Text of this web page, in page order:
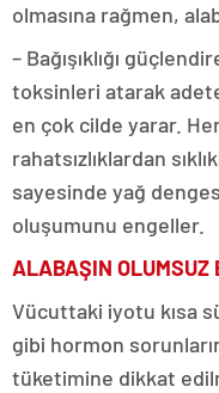
olmasına rağmen,
– Bağışıklığı
toksinleri atarak
en çok cilde yarar.
rahatsızlıklardan
sayesinde yağ
oluşumunu engeller.
ALABAŞIN OLUMSUZ
Vücuttaki iyotu kısa
gibi hormon
tüketimine dikkat